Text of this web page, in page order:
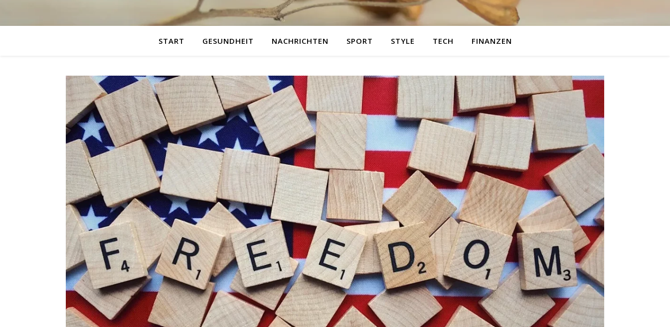
START GESUNDHEIT NACHRICHTEN SPORT STYLE TECH FINANZEN